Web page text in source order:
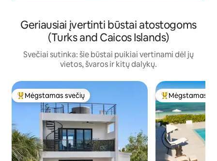
Geriausiai įvertinti būstai atostogoms
(Turks and Caicos Islands)
Svečiai sutinka: šie būstai puikiai vertinami dėl jų
vietos, švaros ir kitų dalykų.
Svečių mėgstamiausias
Mėgstamas svečių Svečių
Mėgstamas